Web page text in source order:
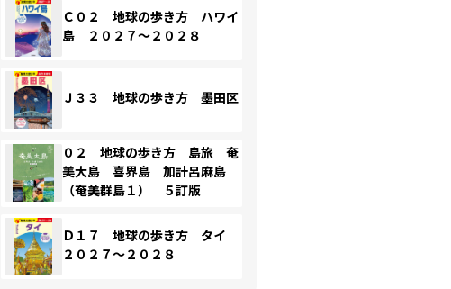
Ｃ０２ 地球の歩き方 ハワイ
島 ２０２７～２０２８
Ｊ３３ 地球の歩き方 墨田区
０２ 地球の歩き方 島旅 奄
美大島 喜界島 加計呂麻島
（奄美群島１） ５訂版
Ｄ１７ 地球の歩き方 タイ
２０２７～２０２８